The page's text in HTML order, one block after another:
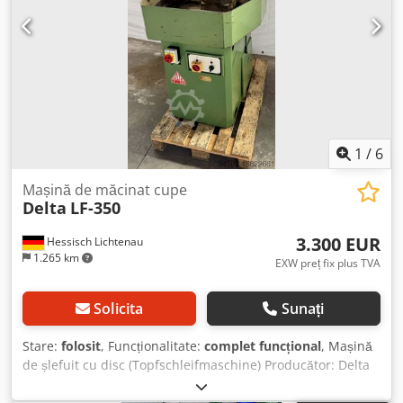
1 / 6
Hessisch Lichtenau
1.265 km
Mașină de măcinat cupe
Delta LF-350
3.300 EUR
EXW preț fix plus TVA
Solicita Sunați
Stare: folosit, Funcționalitate: complet funcțional, Mașină
de șlefuit cu disc (Topfschleifmaschine) Producător: Delta
Tip: LF-350 Lungime de șlefuire: cca 360 mm Lățime de